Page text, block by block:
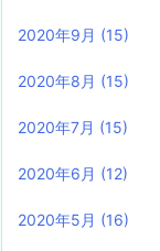
2020年9月 (15)
2020年8月 (15)
2020年7月 (15)
2020年6月 (12)
2020年5月 (16)